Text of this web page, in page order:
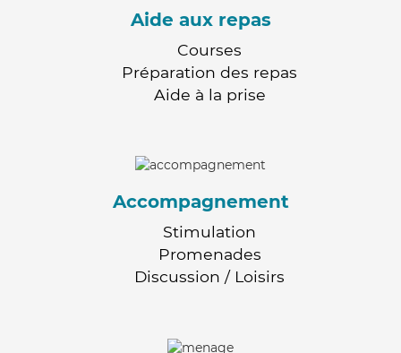
Aide aux repas
Courses
Préparation des repas
Aide à la prise
Accompagnement
Stimulation
Promenades
Discussion / Loisirs